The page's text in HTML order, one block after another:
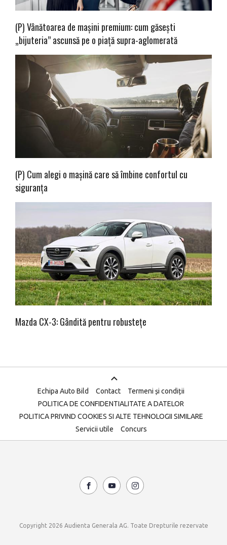
(P) Vânătoarea de mașini premium: cum găsești
„bijuteria” ascunsă pe o piață supra-aglomerată
(P) Cum alegi o mașină care să îmbine confortul cu
siguranța
Mazda CX-3: Gândită pentru robustețe
Echipa Auto Bild Contact
Termeni și condiții
POLITICA DE CONFIDENTIALITATE A DATELOR
POLITICA PRIVIND COOKIES SI ALTE TEHNOLOGII SIMILARE
Servicii utile
Concurs
Copyright 2026 Audienta Generala AG. Toate Drepturile rezervate